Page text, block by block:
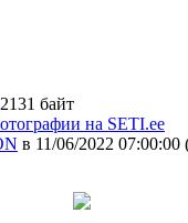
байт
на SETI.ee
в 11/06/2022 07:00:00